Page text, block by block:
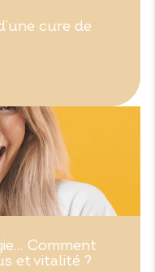
cure de
Comment
et vitalité ?